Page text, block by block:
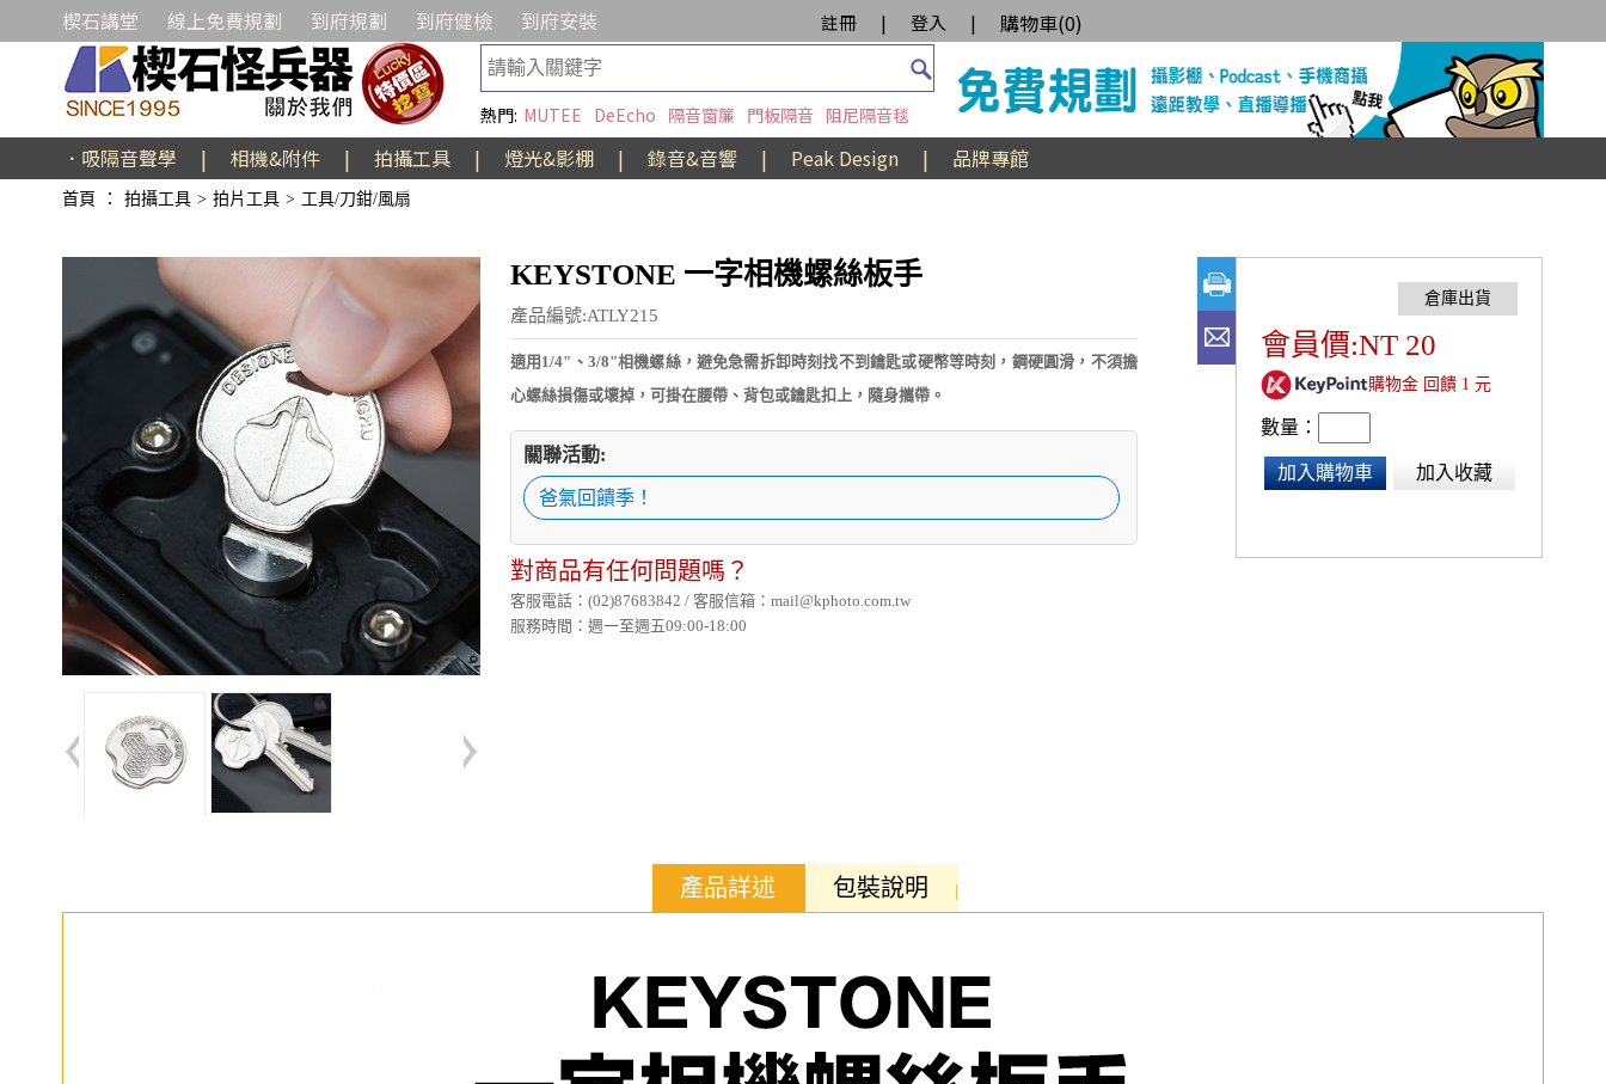
楔石講堂 線上免費規劃 到府規劃 到府健檢 到府安裝 註冊 | 登入 | 購物車(0)
熱門: MUTEE DeEcho 隔音窗簾 門板隔音 阻尼隔音毯
．吸隔音聲學 | 相機&附件 | 拍攝工具 | 燈光&影棚 | 錄音&音響 | Peak Design | 品牌專館
首頁 ： 拍攝工具 > 拍片工具 > 工具/刀鉗/風扇
KEYSTONE 一字相機螺絲板手
產品編號:ATLY215
適用1/4"、3/8"相機螺絲，避免急需拆卸時刻找不到鑰匙或硬幣等時刻，鋼硬圓滑，不須擔
心螺絲損傷或壞掉，可掛在腰帶、背包或鑰匙扣上，隨身攜帶。
關聯活動:
爸氣回饋季！
對商品有任何問題嗎？
客服電話：(02)87683842 / 客服信箱：mail@kphoto.com.tw
服務時間：週一至週五09:00-18:00
會員價:NT 20
購物金 回饋 1 元
數量：
加入購物車 加入收藏
產品詳述 包裝說明